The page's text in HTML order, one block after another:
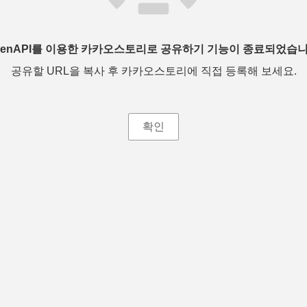
를 이용한 카카오스토리로 공유하기 기능이 종료되었습
공유할 URL을 복사 후 카카오스토리에 직접 등록해 보세요.
확인